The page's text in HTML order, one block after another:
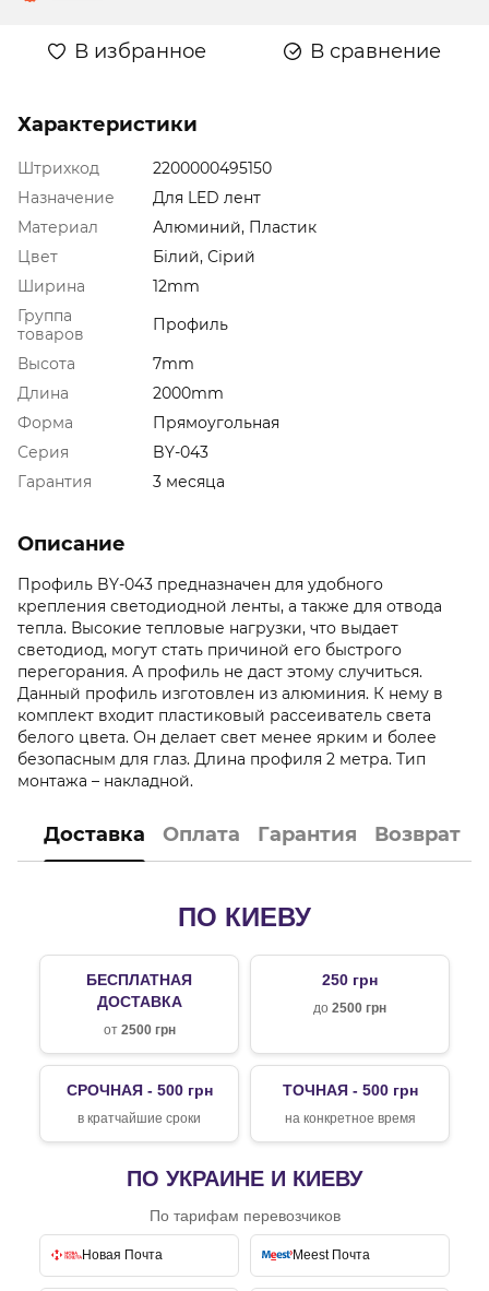
В избранное В сравнение
Характеристики
Штрихкод
2200000495150
Назначение
Для LED лент
Материал
Алюминий, Пластик
Цвет
Білий, Сірий
Ширина
12mm
Группа
товаров
Профиль
Высота
7mm
Длина
2000mm
Форма
Прямоугольная
Серия
BY-043
Гарантия
3 месяца
Описание
Профиль BY-043 предназначен для удобного
крепления светодиодной ленты, а также для отвода
тепла. Высокие тепловые нагрузки, что выдает
светодиод, могут стать причиной его быстрого
перегорания. А профиль не даст этому случиться.
Данный профиль изготовлен из алюминия. К нему в
комплект входит пластиковый рассеиватель света
белого цвета. Он делает свет менее ярким и более
безопасным для глаз. Длина профиля 2 метра. Тип
монтажа – накладной.
Доставка Оплата Гарантия Возврат
ПО КИЕВУ
БЕСПЛАТНАЯ
ДОСТАВКА
от 2500 грн
250 грн
до 2500 грн
СРОЧНАЯ - 500 грн
в кратчайшие сроки
ТОЧНАЯ - 500 грн
на конкретное время
ПО УКРАИНЕ И КИЕВУ
По тарифам перевозчиков
Новая Почта Meest Почта